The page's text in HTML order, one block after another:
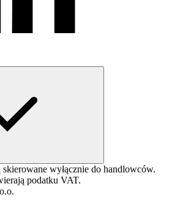
skierowane wyłącznie do handlowców.
podatku VAT.